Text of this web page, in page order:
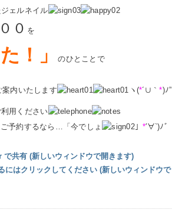
ェルネイル
０ を
！」のひとことで
案内いたします ヽ(*´∪｀*)ﾉ”
用ください
ご予約するなら…「今でしょ
」*′∀`)ﾉ゛
で共有 (新しいウィンドウで開きます)
にはクリックしてください (新しいウィンドウで